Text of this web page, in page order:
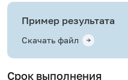
Пример результата
Скачать файл
Срок выполнения